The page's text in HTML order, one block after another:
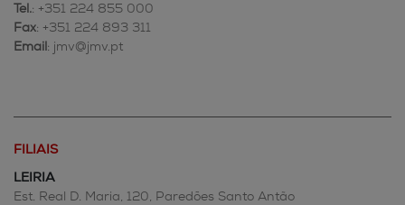
Tel.: +351 224 855 000
Fax: +351 224 893 311
Email: jmv@jmv.pt
FILIAIS
LEIRIA
Est. Real D. Maria, 120, Paredões Santo Antão